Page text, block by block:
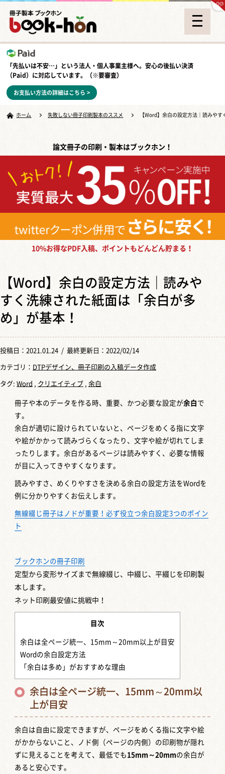
「先払いは不安…」という法人・個人事業主様へ。安心の後払い決済
（Paid） に対応しています。（※要審査）
お支払い方法の詳細はこちら >
ホーム 失敗しない冊子印刷製本のススメ 【Word】余白の設定方法｜読みや
論文冊子の印刷・製本はブックホン！
10%お得なPDF入稿、ポイントもどんどん貯まる！
【Word】余白の設定方法｜読みや
すく洗練された紙面は「余白が多
め」が基本！
投稿日： 2021.01.24 / 最終更新日：2022/02/14
カテゴリ： DTPデザイン、冊子印刷の入稿データ作成
タグ: Word クリエイティブ 余白
冊子や本のデータを作る時、重要、かつ必要な設定が余白 で
す。
余白が適切に設けられていないと、ページをめくる指に文字
や絵がかかって読みづらくなったり、文字や絵が切れてしま
ったりします。余白があるページは読みやすく、必要な情報
が目に入ってきやすくなります。
読みやすさ、めくりやすさを決める余白の設定方法をWordを
例に分かりやすくお伝えします。
無線綴じ冊子はノドが重要！必ず役立つ余白設定3つのポイン
ト
ブックホンの冊子印刷
定型から変形サイズまで無線綴じ、中綴じ、平綴じを印刷製
本します。
ネット印刷最安値に挑戦中！
目次
余白は全ページ統一、15mm～20mm以上が目安
Wordの余白設定方法
「余白は多め」がおすすめな理由
余白は全ページ統一、15mm～20mm以
上が目安
余白は自由に設定できますが、ページをめくる指に文字や絵
がかからないこと、ノド側（ページの内側）の印刷物が隠れ
ずに見えることを考えて、最低でも 15mm～20mmの余白が
あると安心です。